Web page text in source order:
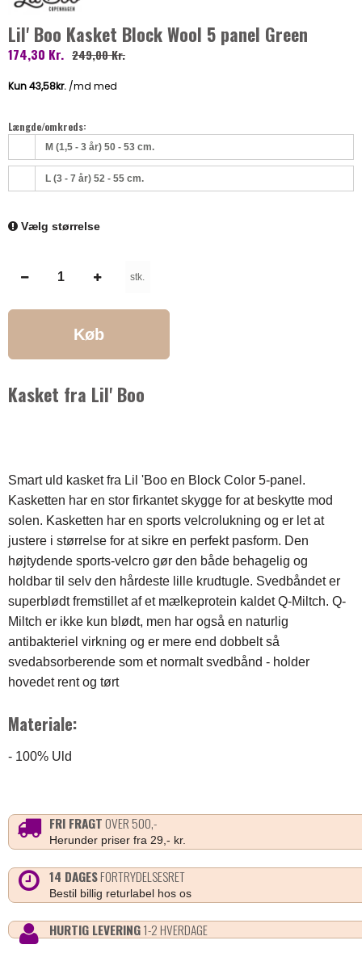
Lil' Boo Kasket Block Wool 5 panel Green
174,30 Kr. 249,00 Kr.
Længde/omkreds:
M (1,5 - 3 år) 50 - 53 cm.
L (3 - 7 år) 52 - 55 cm.
Vælg størrelse
stk.
Køb
Kasket fra Lil' Boo
Smart uld kasket fra Lil 'Boo en Block Color 5-panel.
Kasketten har en stor firkantet skygge for at beskytte mod
solen. Kasketten har en sports velcrolukning og er let at
justere i størrelse for at sikre en perfekt pasform. Den
højtydende sports-velcro gør den både behagelig og
holdbar til selv den hårdeste lille krudtugle. Svedbåndet er
superblødt fremstillet af et mælkeprotein kaldet Q-Miltch. Q-
Miltch er ikke kun blødt, men har også en naturlig
antibakteriel virkning og er mere end dobbelt så
svedabsorberende som et normalt svedbånd - holder
hovedet rent og tørt
Materiale:
- 100% Uld
FRI FRAGTOVER 500,-
Herunder priser fra 29,- kr.
14 DAGESFORTRYDELSESRET
Bestil billig returlabel hos os
HURTIG LEVERING1-2 HVERDAGE